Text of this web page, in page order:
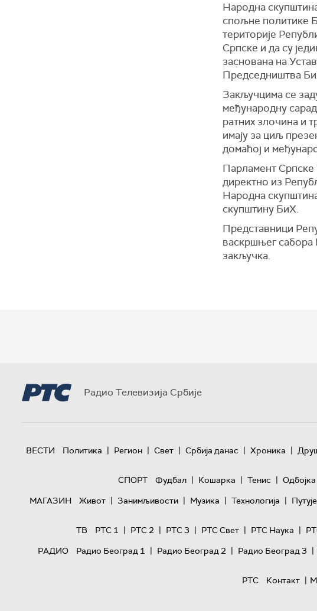
Народна
спољне политике
територије
Српске и да су
заснована на
Председништва
Закључцима се
међународну
ратних злочина и
имају за циљ
домаћој и
Парламент Српске
директно из
Народна
скупштину БиХ.
Представници
васкршњег сабора
закључка.
Радио Телевизија Србије
ВЕСТИ Политика | Регион | Свет | Србија данас | Хроника |
СПОРТ
Фудбал | Кошарка | Тенис | Одбојка
МАГАЗИН
Живот | Занимљивости | Музика | Технологијa |
ТВ
РТС 1 | РТС 2 | РТС 3 | РТС Свет | РТС Наука |
РАДИО
Радио Београд 1 | Радио Београд 2 | Радио Београд 3 |
РТС
Контакт |